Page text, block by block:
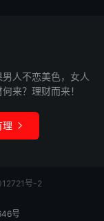
人不恋美色，女人
来？理财而来！
理 
号-2
号